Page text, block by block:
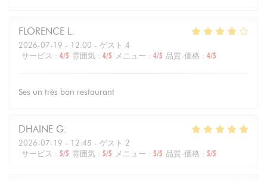
FLORENCE L
2026-07-19 - 12:00 - ゲスト 4
サービス : 4/5 雰囲気 : 4/5 メニュー : 4/5 品質-価格 : 4/5
Ses un très bon restaurant
DHAINE G
2026-07-19 - 12:45 - ゲスト 2
サービス : 5/5 雰囲気 : 5/5 メニュー : 5/5 品質-価格 : 5/5